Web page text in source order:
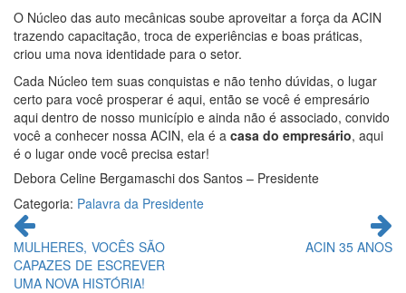
O Núcleo das auto mecânicas soube aproveitar a força da ACIN
trazendo capacitação, troca de experiências e boas práticas,
criou uma nova identidade para o setor.
Cada Núcleo tem suas conquistas e não tenho dúvidas, o lugar
certo para você prosperar é aqui, então se você é empresário
aqui dentro de nosso município e ainda não é associado, convido
você a conhecer nossa ACIN, ela é a casa do empresário, aqui
é o lugar onde você precisa estar!
Debora Celine Bergamaschi dos Santos – Presidente
Categoria: Palavra da Presidente
Continue
lendo
MULHERES, VOCÊS SÃO
CAPAZES DE ESCREVER
UMA NOVA HISTÓRIA!
ACIN 35 ANOS